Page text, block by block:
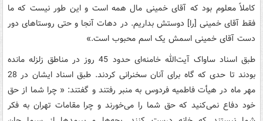
کاملاً معلوم بود که آقای خمینی مال همه است و این طور نیست که ما
فقط آقای خمینی [را] دوستش بداریم. در دهات آنجا و حتی روستاهای دور
دست آقای خمینی اسمش یک اسم محبوب است.»
طبق اسناد ساواک آیت‌الله خامنه‌ای حدود 45 روز در مناطق زلزله‌ مانده
بودند تا حدی که گاه برای آنان سخنرانی کردند. طبق اسناد ایشان در 28
مهر ماه در هیأت فاطمیه فردوس به منبر رفتند و گفتند: « چرا شما از حق
خود دفاع نمی‌کنید که حق شما را می‌خورند و چرا مقامات تهران به فکر